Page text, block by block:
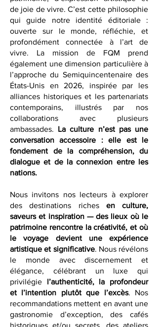
origine géographique, mais comme
symbole culturel : un carrefour de
patrimoine, d’expression artistique et
de joie de vivre. C’est cette philosophie
qui guide notre identité éditoriale :
ouverte sur le monde, réfléchie, et
profondément connectée à l’art de
vivre. La mission de FQM prend
également une dimension particulière à
l’approche du Semiquincentenaire des
États-Unis en 2026, inspirée par les
alliances historiques et les partenariats
contemporains, illustrés par nos
collaborations avec plusieurs
ambassades.La culture n’est pas une
conversation accessoire : elle est le
dialogue et de la connexion entre les
nations.
Nous invitons nos lecteurs à explorer
des destinations riches
en culture,
saveurs et inspiration — des lieux où le
patrimoine rencontre la créativité, et où
le voyage devient une expérience
artistique et significative
. Nous révélons
le monde avec discernement et
élégance, célébrant un luxe qui
privilégiel’authenticité, la profondeur
et l’intention plutôt que l’excès. Nos